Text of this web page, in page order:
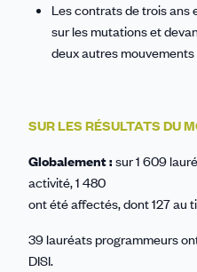
Les contrats de trois ans
sur les mutations et
deux autres mouvements
SUR LES RÉSULTATS DU
Globalement : sur 1 609
activité, 1 480
ont été affectés, dont 127 au
39 lauréats programmeurs
DISI.